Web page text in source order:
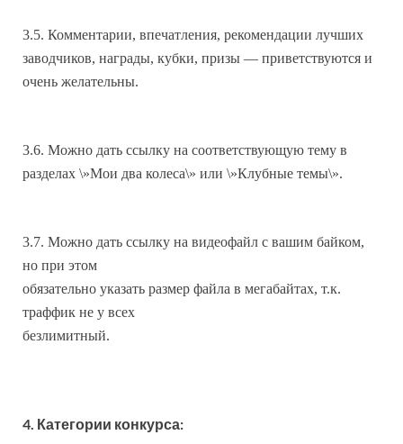
3.5. Комментарии, впечатления, рекомендации лучших
заводчиков, награды, кубки, призы — приветствуются и
очень желательны.
3.6. Можно дать ссылку на соответствующую тему в
разделах \»Мои два колеса\» или \»Клубные темы\».
3.7. Можно дать ссылку на видеофайл с вашим байком,
но при этом
обязательно указать размер файла в мегабайтах, т.к.
траффик не у всех
безлимитный.
4. Категории конкурса: